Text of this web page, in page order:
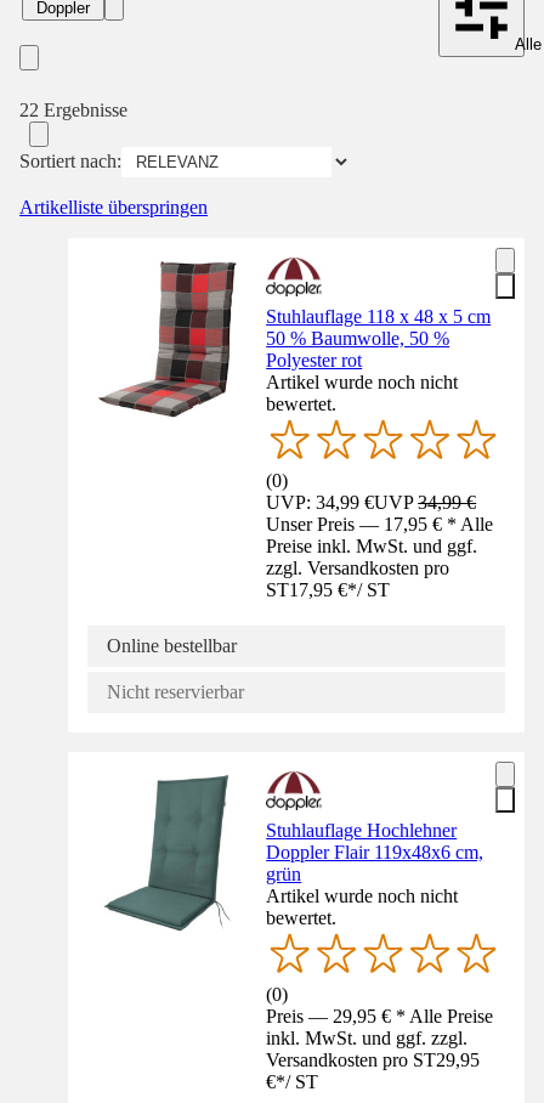
Doppler
22 Ergebnisse
Sortiert nach:
Artikelliste überspringen
Stuhlauflage 118 x 48 x 5 cm
50 % Baumwolle, 50 %
Polyester rot
Artikel wurde noch nicht
bewertet.
(0)
UVP: 34,99 €UVP34,99 €
Unser Preis — 17,95 € * Alle
Preise inkl. MwSt. und ggf.
zzgl. Versandkosten pro
ST17,95 €*/ ST
Online bestellbar
Nicht reservierbar
Stuhlauflage Hochlehner
Doppler Flair 119x48x6 cm,
grün
Artikel wurde noch nicht
bewertet.
(0)
Preis — 29,95 € * Alle Preise
inkl. MwSt. und ggf. zzgl.
Versandkosten pro ST29,95
€*/ ST